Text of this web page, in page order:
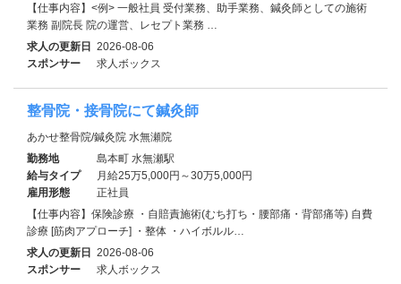
【仕事内容】<例> 一般社員 受付業務、助手業務、鍼灸師としての施術
業務 副院長 院の運営、レセプト業務 …
求人の更新日 2026-08-06
スポンサー
求人ボックス
整骨院・接骨院にて鍼灸師
あかせ整骨院/鍼灸院 水無瀬院
勤務地
島本町 水無瀬駅
給与タイプ
月給25万5,000円～30万5,000円
雇用形態
正社員
【仕事内容】保険診療 ・自賠責施術(むち打ち・腰部痛・背部痛等) 自費
診療 [筋肉アプローチ] ・整体 ・ハイボルル…
求人の更新日 2026-08-06
スポンサー
求人ボックス